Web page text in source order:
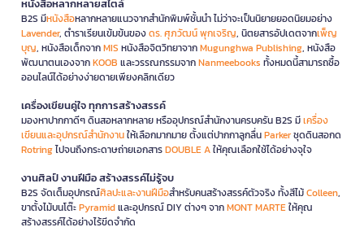
หนังสือหลากหลายสไตล์
B2S มีหนังสือหลากหลายแนวจากสำนักพิมพ์ชั้นนำ ไม่ว่าจะเป็นนิยายยอดนิยมอย่าง
Lavender, ตำราเรียนเข้มข้นของดร. ศุภวัฒน์ พุกเจริญ, นิตยสารอัปเดตจากเพ็ญ
บุญ, หนังสือเด็กจากMIS หนังสือจิตวิทยาจากMugunghwa Publishing, หนังสือ
พัฒนาตนเองจากKOOB และวรรณกรรมจากNanmeebooks ทั้งหมดนี้สามารถซื้อ
ออนไลน์ได้อย่างง่ายดายเพียงคลิกเดียว
เครื่องเขียนคู่ใจ ทุกการสร้างสรรค์
มองหาปากกาดีๆ ดินสอหลากหลาย หรืออุปกรณ์สำนักงานครบครัน B2S มีเครื่อง
เขียนและอุปกรณ์สำนักงานให้เลือกมากมาย ตั้งแต่ปากกาลูกลื่นParkerชุดดินสอกด
Rotringไปจนถึงกระดาษถ่ายเอกสารDOUBLE Aให้คุณเลือกใช้ได้อย่างจุใจ
งานศิลป์ งานฝีมือ สร้างสรรค์ไม่รู้จบ
B2S จัดเต็มอุปกรณ์ศิลปะและงานฝีมือสำหรับคนสร้างสรรค์ตัวจริง ทั้งสีไม้Colleen,
ขาตั้งไม้บนโต๊ะPyramidและอุปกรณ์ DIY ต่างๆ จากMONT MARTEให้คุณ
สร้างสรรค์ได้อย่างไร้ขีดจำกัด